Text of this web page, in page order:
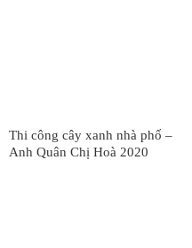
Thi công cây xanh nhà phố –
Anh Quân Chị Hoà 2020